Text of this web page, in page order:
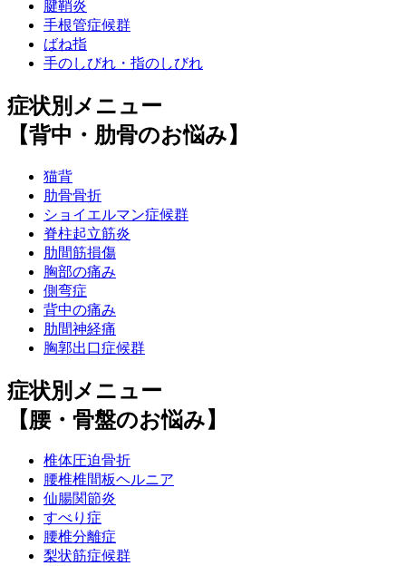
腱鞘炎
手根管症候群
ばね指
手のしびれ・指のしびれ
症状別メニュー
【背中・肋骨のお悩み】
猫背
肋骨骨折
ショイエルマン症候群
脊柱起立筋炎
肋間筋損傷
胸部の痛み
側弯症
背中の痛み
肋間神経痛
胸郭出口症候群
症状別メニュー
【腰・骨盤のお悩み】
椎体圧迫骨折
腰椎椎間板ヘルニア
仙腸関節炎
すべり症
腰椎分離症
梨状筋症候群